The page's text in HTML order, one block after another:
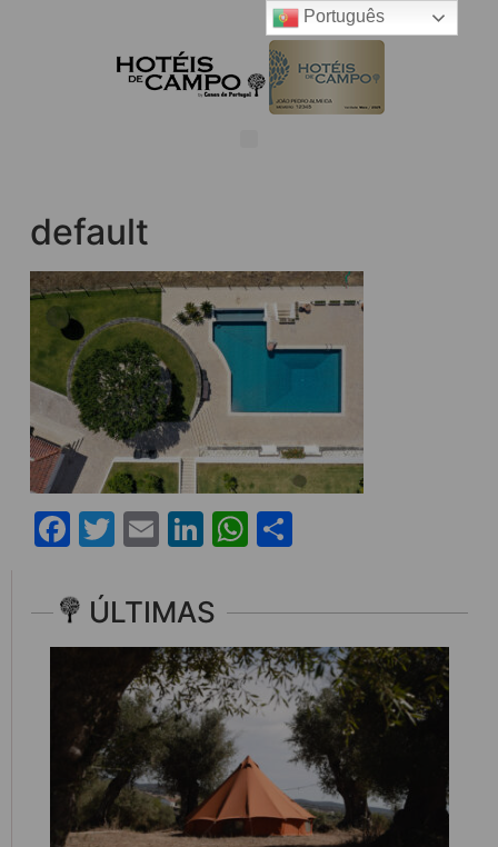
default
Facebook
Twitter
EmailLinkedIn
WhatsApp
ÚLTIMAS
Português